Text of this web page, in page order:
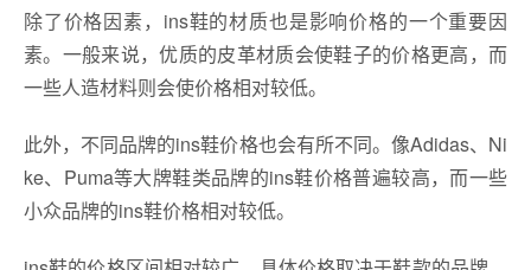
除了价格因素，ins鞋的材质也是影响价格的一个重要因
素。一般来说，优质的皮革材质会使鞋子的价格更高，而
一些人造材料则会使价格相对较低。
此外，不同品牌的ins鞋价格也会有所不同。像Adidas、Ni
ke、Puma等大牌鞋类品牌的ins鞋价格普遍较高，而一些
小众品牌的ins鞋价格相对较低。